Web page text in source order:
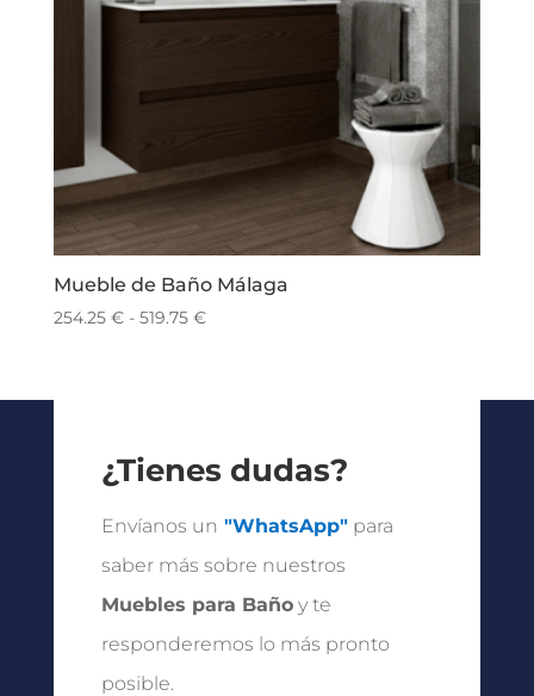
Mueble de Baño Málaga
254.25 € - 519.75 €Rango
hasta
519.75 €
¿Tienes dudas?
Envíanos un "WhatsApp"para
saber más sobre nuestros
Muebles para Bañoy te
responderemos lo más pronto
posible.